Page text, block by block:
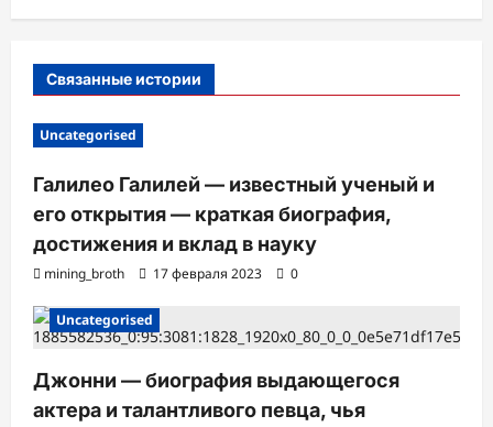
и
Связанные истории
Uncategorised
Галилео Галилей — известный ученый и
его открытия — краткая биография,
достижения и вклад в науку
mining_broth 17 февраля 2023 0
Uncategorised
Джонни — биография выдающегося
актера и талантливого певца, чья